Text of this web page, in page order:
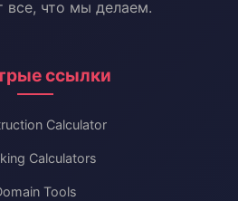
все, что мы делаем.
ссылки
Calculator
Calculators
Tools